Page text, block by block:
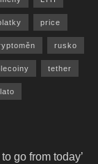
price
rusko
tether
go from today’